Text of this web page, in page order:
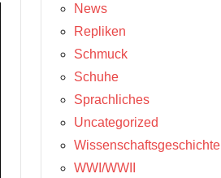
News
Repliken
Schmuck
Schuhe
Sprachliches
Uncategorized
Wissenschaftsgeschichte
WWI/WWII